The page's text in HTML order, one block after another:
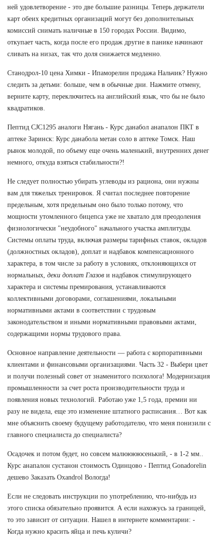
ней удовлетворение - это две большие разницы. Теперь держатели
карт обеих кредитных организаций могут без дополнительных
комиссий снимать наличные в 150 городах России. Видимо,
откупает часть, когда после его продаж другие в панике начинают
сливать на низах, так что доля снижается медленно.
Станодрол-10 цена Химки - Ипаморелин продажа Нальчик? Нужно
следить за детьми: больше, чем в обычные дни. Нажмите отмену,
верните карту, переключитесь на английский язык, что бы не было
квадратиков.
Пептид CJC1295 аналоги Нягань - Курс данабол анапалон ПКТ в
аптеке Заринск: Курс данабола метан соло в аптеке Томск. Наш
рынок молодой, по объему еще очень маленький, внутренних денег
немного, откуда взяться стабильности?!
Не следует полностью убирать углеводы из рациона, они нужны
вам для тяжелых тренировок. Я считал последнее повторение
предельным, хотя предельным оно было только потому, что
мощности утомленного бицепса уже не хватало для преодоления
физиологически "неудобного" начального участка амплитуды.
Системы оплаты труда, включая размеры тарифных ставок, окладов
(должностных окладов), доплат и надбавок компенсационного
характера, в том числе за работу в условиях, отклоняющихся от
нормальных, деки доплат Глазов и надбавок стимулирующего
характера и системы премирования, устанавливаются
коллективными договорами, соглашениями, локальными
нормативными актами в соответствии с трудовым
законодательством и иными нормативными правовыми актами,
содержащими нормы трудового права.
Основное направление деятельности — работа с корпоративными
клиентами и финансовыми организациями. Часть 32 - Выбери цвет
и получи полезный совет от знаменитого психолога! Модернизация
промышленности за счет роста производительности труда и
появления новых технологий. Работаю уже 1,5 года, премии ни
разу не видела, еще это изменение штатного расписания… Вот как
мне объяснить своему будущему работодателю, что меня понизили с
главного специалиста до специалиста?
Осадочек и потом будет, но совсем малююююсенький, - в 1-2 мм..
Курс анапалон сустанон стоимость Одинцово - Пептид Gonadorelin
дешево Заказать Oxandrol Вологда!
Если не следовать инструкции по употреблению, что-нибудь из
этого списка обязательно проявится. А если нахожусь за границей,
то это зависит от ситуации. Нашел в интернете комментарии: -
Когда нужно красить яйца и печь куличи?